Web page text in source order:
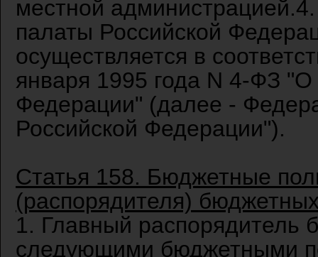
местной
палаты Российской
осуществляется в
января 1995 года N 4-ФЗ
Федерации" (далее -
Российской Федерации").
Статья 158. Бюджетные
(распорядителя)
1. Главный распорядитель
следующими бюджетными